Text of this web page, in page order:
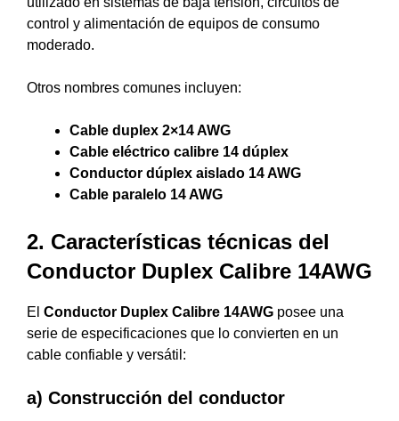
control y alimentación de equipos de consumo
moderado.
Otros nombres comunes incluyen:
Cable duplex 2×14 AWG
Cable eléctrico calibre 14 dúplex
Conductor dúplex aislado 14 AWG
Cable paralelo 14 AWG
2. Características técnicas del
Conductor Duplex Calibre 14AWG
El Conductor Duplex Calibre 14AWG posee una
serie de especificaciones que lo convierten en un
cable confiable y versátil:
a) Construcción del conductor